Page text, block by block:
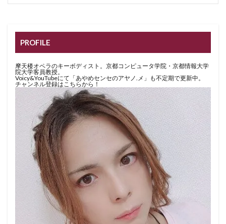
PROFILE
摩天楼オペラのキーボディスト。京都コンピュータ学院・京都情報大学
院大学客員教授。
Voicy&YouTubeにて「あやめセンセのアヤノ.メ」も不定期で更新中。
チャンネル登録はこちらから！